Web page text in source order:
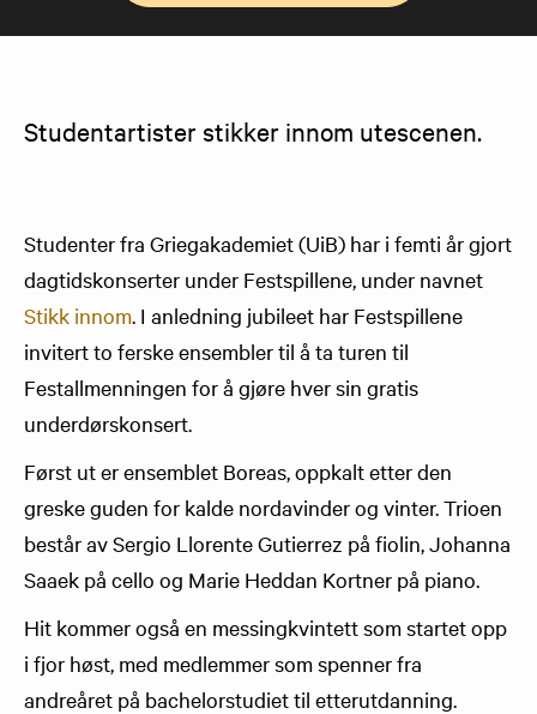
​Studentartister stikker innom utescenen.
Studenter fra Griegakademiet (UiB) har i femti år gjort
dagtidskonserter under Festspillene, under navnet
Stikk innom. I anledning jubileet har Festspillene
invitert to ferske ensembler til å ta turen til
Festallmenningen for å gjøre hver sin gratis
underdørskonsert.
Først ut er ensemblet Boreas, oppkalt etter den
greske guden for kalde nordavinder og vinter. Trioen
består av Sergio Llorente Gutierrez på fiolin, Johanna
Saaek på cello og Marie Heddan Kortner på piano.
Hit kommer også en messingkvintett som startet opp
i fjor høst, med medlemmer som spenner fra
andreåret på bachelorstudiet til etterutdanning.